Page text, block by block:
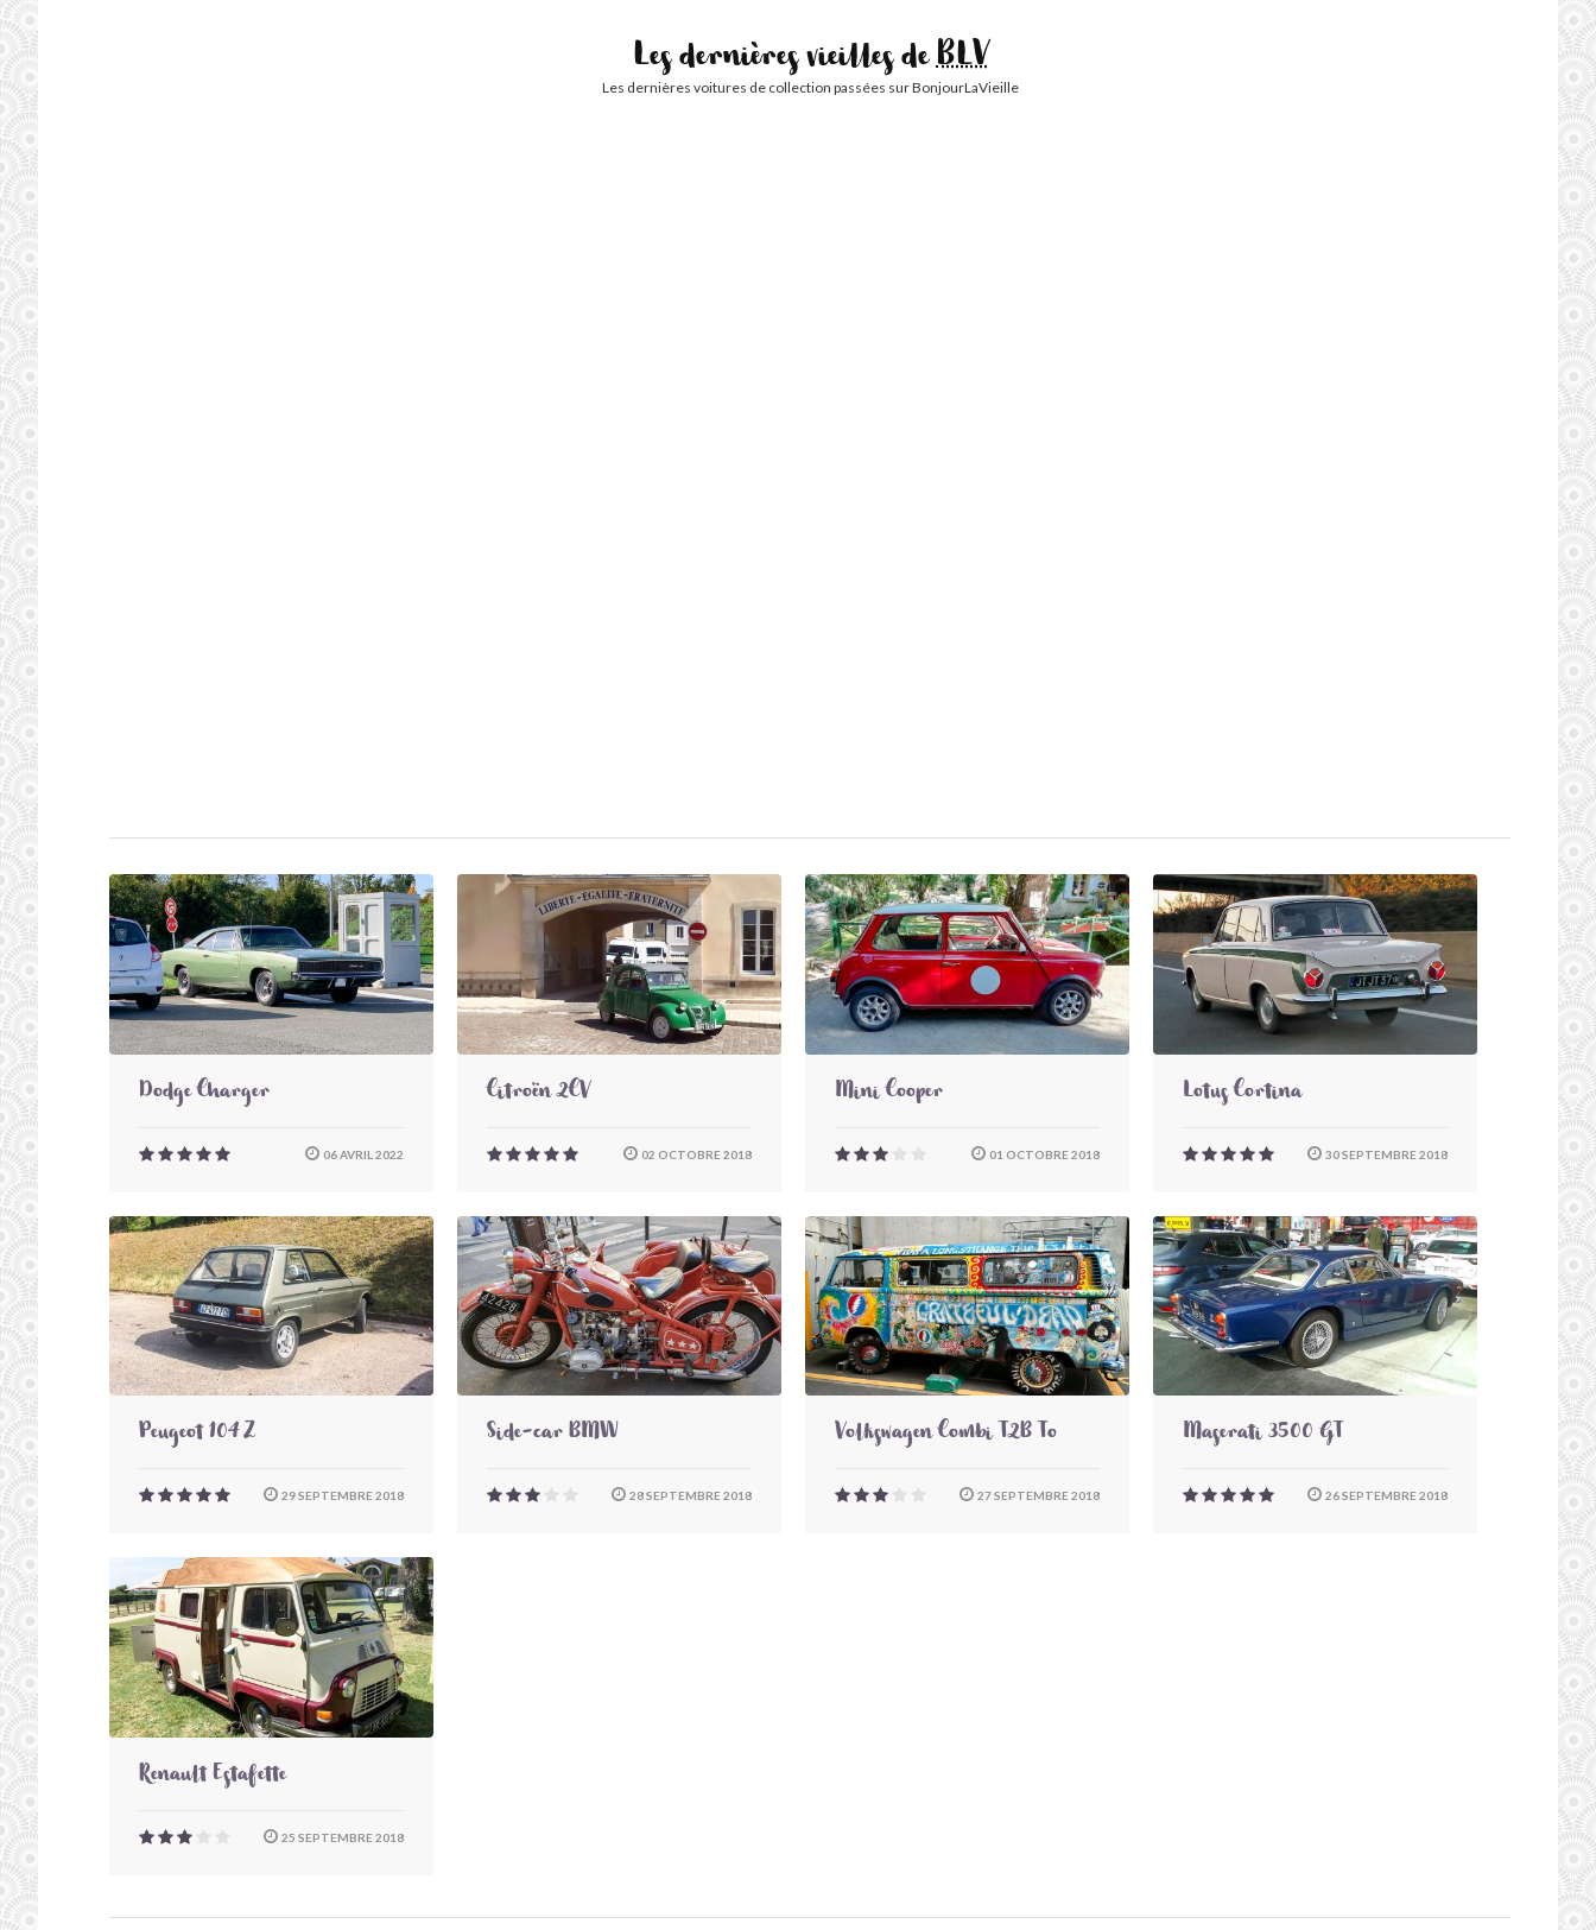
Les dernières vieilles deBLV
Les dernières voitures de collection passées sur BonjourLaVieille
Dodge Charger
06 AVRIL 2022
Citroën 2CV
02 OCTOBRE 2018
Mini Cooper
01 OCTOBRE 2018
Lotus Cortina
30 SEPTEMBRE 2018
Peugeot 104 Z
29 SEPTEMBRE 2018
Side-car BMW
28 SEPTEMBRE 2018
Volkswagen Combi T2B To
27 SEPTEMBRE 2018
Maserati 3500 GT
26 SEPTEMBRE 2018
Renault Estafette
25 SEPTEMBRE 2018